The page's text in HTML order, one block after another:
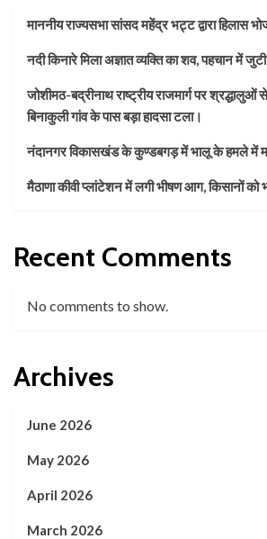
माननीय राज्यसभा सांसद महेंद्र भट्ट द्वारा हिलास
नदी किनारे मिला अज्ञात व्यक्ति का शव, पहचान में
जोशीमठ-बद्रीनाथ राष्ट्रीय राजमार्ग पर
बिनाकुली गांव के पास बड़ा हादसा टला।
नंदानगर विकासखंड के कुण्डबगड़ में भालू के हमले में
मैठाणा कीवी प्लांटेशन में लगी भीषण आग, किसानों को
Recent Comments
No comments to show.
Archives
June 2026
May 2026
April 2026
March 2026